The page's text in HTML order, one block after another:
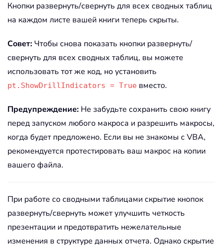
Кнопки развернуть/свернуть для всех сводных таблиц
на каждом листе вашей книги теперь скрыты.
Совет: Чтобы снова показать кнопки развернуть/
свернуть для всех сводных таблиц, вы можете
использовать тот же код, но установить
pt.ShowDrillIndicators = True вместо.
Предупреждение: Не забудьте сохранить свою книгу
перед запуском любого макроса и разрешить макросы,
когда будет предложено. Если вы не знакомы с VBA,
рекомендуется протестировать ваш макрос на копии
вашего файла.
При работе со сводными таблицами скрытие кнопок
развернуть/свернуть может улучшить четкость
презентации и предотвратить нежелательные
изменения в структуре данных отчета. Однако скрытие